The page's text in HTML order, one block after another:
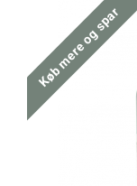
Køb mere og spar